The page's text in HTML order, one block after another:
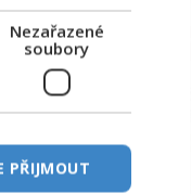
Paranormální
Nezařazené
soubory
PŘIJMOUT